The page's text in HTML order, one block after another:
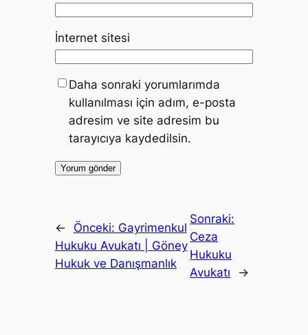
İnternet sitesi
Daha sonraki yorumlarımda
kullanılması için adım, e-posta
adresim ve site adresim bu
tarayıcıya kaydedilsin.
← Önceki: Gayrimenkul
Hukuku Avukatı | Göney
Hukuk ve Danışmanlık
Sonraki:
Ceza
Hukuku
Avukatı
→